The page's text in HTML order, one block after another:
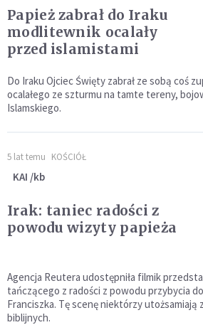
Papież zabrał do Iraku
modlitewnik ocalały
przed islamistami
Do Iraku Ojciec Święty zabrał ze sobą coś
ocalałego ze szturmu na tamte tereny,
Islamskiego.
5 lat temu KOŚCIÓŁ
KAI /kb
Irak: taniec radości z
powodu wizyty papieża
Agencja Reutera udostępniła filmik
tańczącego z radości z powodu przybycia
Franciszka. Tę scenę niektórzy utożsamiają
biblijnych.